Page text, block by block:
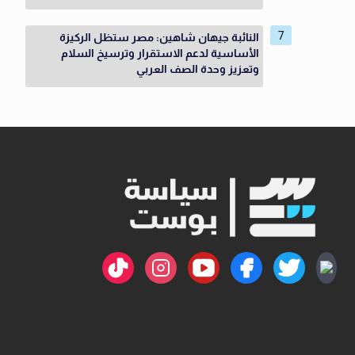
النائبة جيهان شاهين: مصر ستظل الركيزة
الأساسية لدعم الاستقرار وترسيخ السلام
وتعزيز وحدة الصف العربي